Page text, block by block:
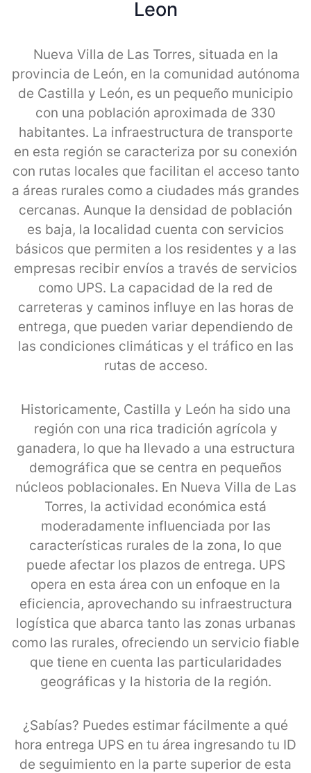
Leon
Nueva Villa de Las Torres, situada en la
provincia de León, en la comunidad autónoma
de Castilla y León, es un pequeño municipio
con una población aproximada de 330
habitantes. La infraestructura de transporte
en esta región se caracteriza por su conexión
con rutas locales que facilitan el acceso tanto
a áreas rurales como a ciudades más grandes
cercanas. Aunque la densidad de población
es baja, la localidad cuenta con servicios
básicos que permiten a los residentes y a las
empresas recibir envíos a través de servicios
como UPS. La capacidad de la red de
carreteras y caminos influye en las horas de
entrega, que pueden variar dependiendo de
las condiciones climáticas y el tráfico en las
rutas de acceso.
Historicamente, Castilla y León ha sido una
región con una rica tradición agrícola y
ganadera, lo que ha llevado a una estructura
demográfica que se centra en pequeños
núcleos poblacionales. En Nueva Villa de Las
Torres, la actividad económica está
moderadamente influenciada por las
características rurales de la zona, lo que
puede afectar los plazos de entrega. UPS
opera en esta área con un enfoque en la
eficiencia, aprovechando su infraestructura
logística que abarca tanto las zonas urbanas
como las rurales, ofreciendo un servicio fiable
que tiene en cuenta las particularidades
geográficas y la historia de la región.
¿Sabías? Puedes estimar fácilmente a qué
hora entrega UPS en tu área ingresando tu ID
de seguimiento en la parte superior de esta